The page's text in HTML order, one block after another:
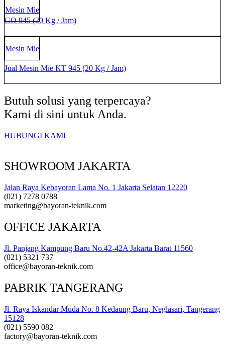
Mesin Mie
GO 945 (20 Kg / Jam)
Mesin Mie
Jual Mesin Mie KT 945 (20 Kg /
Jam)
Jual Mesin Mie KT 945 (20 Kg / Jam)
Butuh solusi yang terpercaya?
Kami di sini untuk Anda.
HUBUNGI KAMI
SHOWROOM JAKARTA
Jalan Raya Kebayoran Lama No. 1 Jakarta Selatan 12220
(021) 7278 0788
marketing@bayoran-teknik.com
OFFICE JAKARTA
Jl. Panjang Kampung Baru No.42-42A Jakarta Barat 11560
(021) 5321 737
office@bayoran-teknik.com
PABRIK TANGERANG
Jl. Raya Iskandar Muda No. 8 Kedaung Baru, Neglasari, Tangerang
15128
(021) 5590 082
factory@bayoran-teknik.com